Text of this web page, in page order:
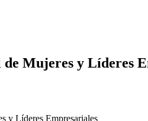
Mujeres y Líderes
y Líderes Empresariales